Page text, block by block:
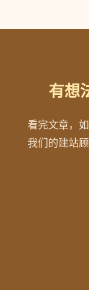
有想
看完文章，
我们的建站